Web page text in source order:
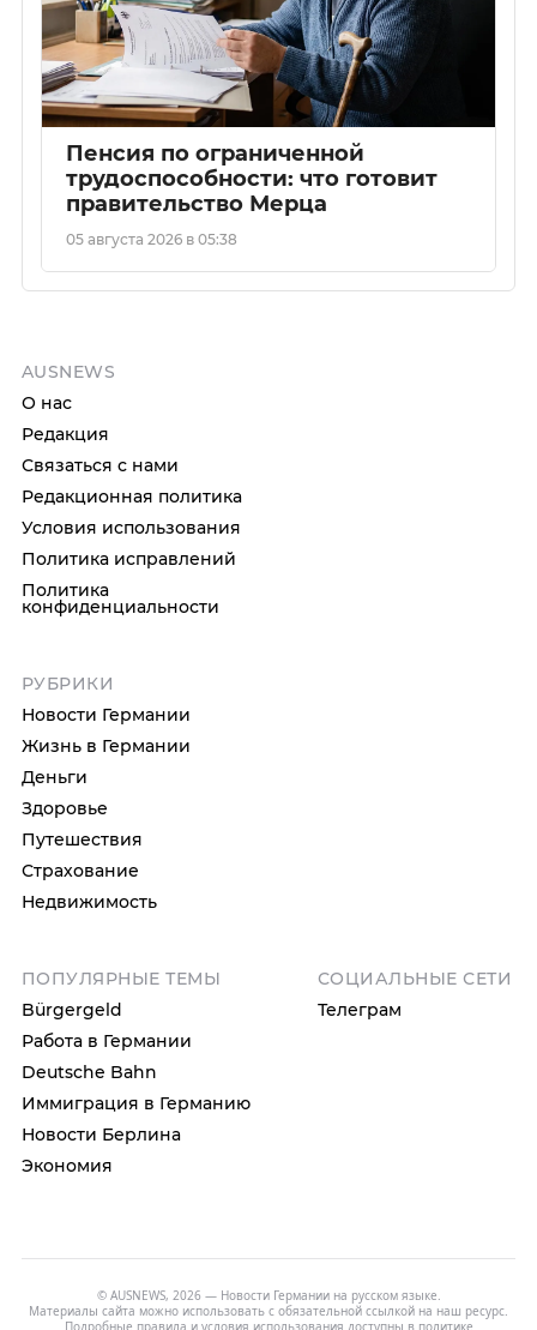
Пенсия по ограниченной
трудоспособности: что готовит
правительство Мерца
05 августа 2026 в 05:38
AUSNEWS
О нас
Редакция
Связаться с нами
Редакционная политика
Условия использования
Политика исправлений
Политика
конфиденциальности
РУБРИКИ
Новости Германии
Жизнь в Германии
Деньги
Здоровье
Путешествия
Страхование
Недвижимость
ПОПУЛЯРНЫЕ ТЕМЫ
Bürgergeld
Работа в Германии
Deutsche Bahn
Иммиграция в Германию
Новости Берлина
Экономия
СОЦИАЛЬНЫЕ СЕТИ
Телеграм
© AUSNEWS, 2026 — Новости Германии на русском языке.
Материалы сайта можно использовать с обязательной ссылкой на наш ресурс.